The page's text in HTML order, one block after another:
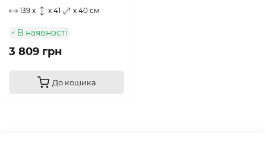
139 x x 41 x 40 см
В наявності
3 809 грн
До кошика